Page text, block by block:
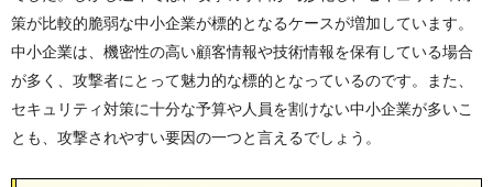
策が比較的脆弱な中小企業が標的となるケースが増加しています。
中小企業は、機密性の高い顧客情報や技術情報を保有している場合
が多く、攻撃者にとって魅力的な標的となっているのです。また、
セキュリティ対策に十分な予算や人員を割けない中小企業が多いこ
とも、攻撃されやすい要因の一つと言えるでしょう。